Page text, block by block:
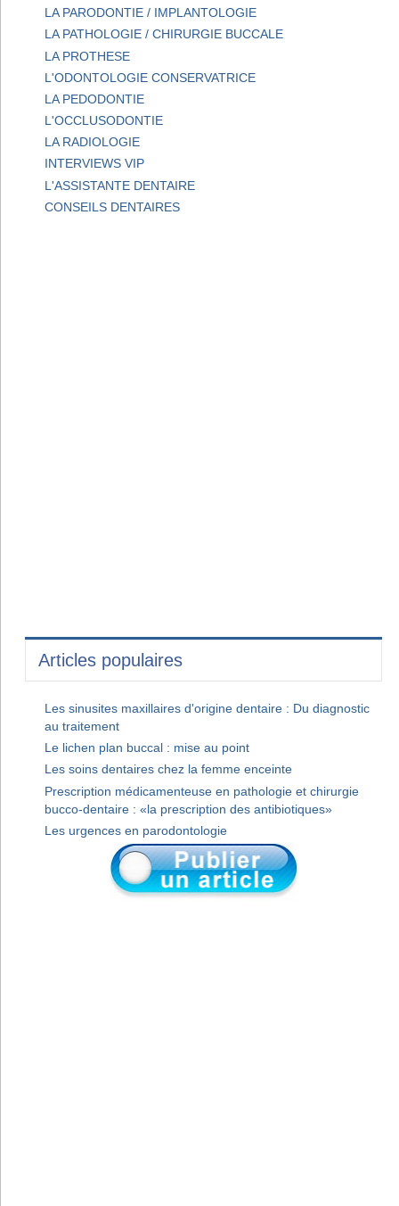
LA PARODONTIE / IMPLANTOLOGIE
LA PATHOLOGIE / CHIRURGIE BUCCALE
LA PROTHESE
L'ODONTOLOGIE CONSERVATRICE
LA PEDODONTIE
L'OCCLUSODONTIE
LA RADIOLOGIE
INTERVIEWS VIP
L'ASSISTANTE DENTAIRE
CONSEILS DENTAIRES
Articles populaires
Les sinusites maxillaires d'origine dentaire : Du diagnostic
au traitement
Le lichen plan buccal : mise au point
Les soins dentaires chez la femme enceinte
Prescription médicamenteuse en pathologie et chirurgie
bucco-dentaire : «la prescription des antibiotiques»
Les urgences en parodontologie